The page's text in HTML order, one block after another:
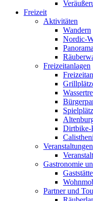
Freizeit
Aktivitäten
Wandern
Nordic-
Freizeitanlagen
Dirtbike-
Veranstaltungen
Gastronomie
Partner und